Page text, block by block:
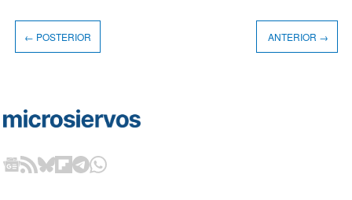
← POSTERIOR ANTERIOR →